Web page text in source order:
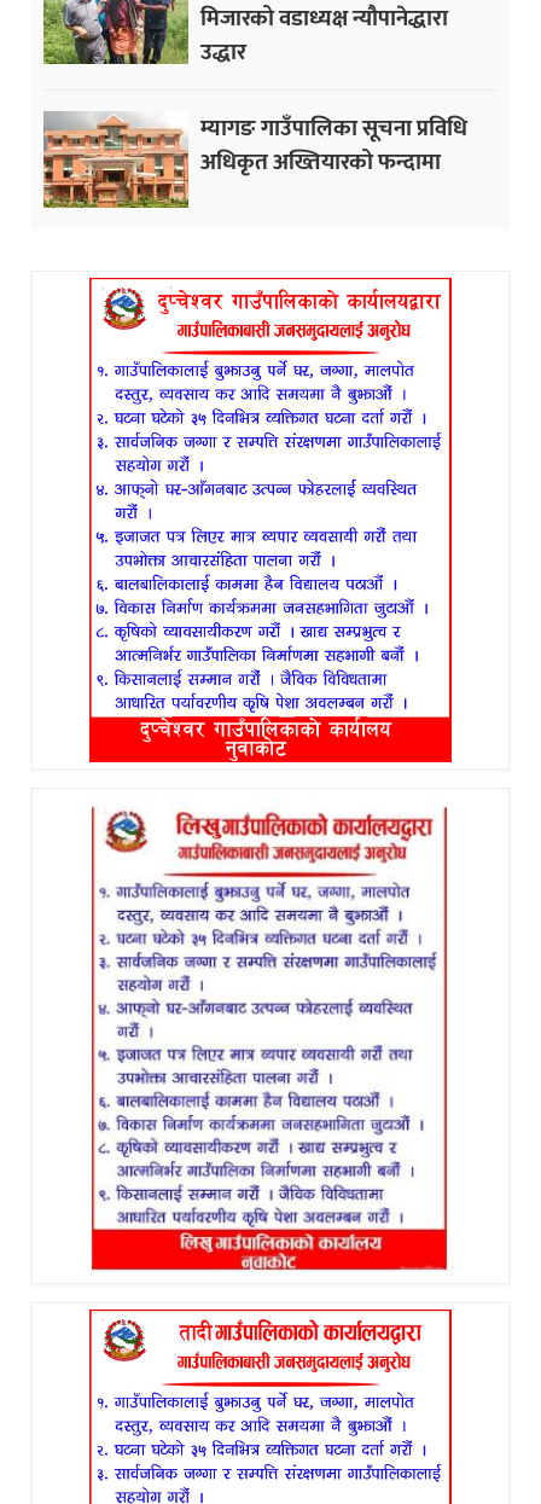
मिजारको वडाध्यक्ष न्यौपानेद्धारा
उद्धार
म्यागङ गाउँपालिका सूचना प्रविधि
अधिकृत अख्तियारको फन्दामा